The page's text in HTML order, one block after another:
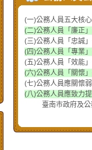
(一)公務人員五大核
(二)公務人員「廉正
(三)公務人員「忠誠
(四)公務人員「專業
(五)公務人員「效能
(六)公務人員「關懷
(七)公務人員應關懷
(八)公務人員應致力
臺南市政府及公務